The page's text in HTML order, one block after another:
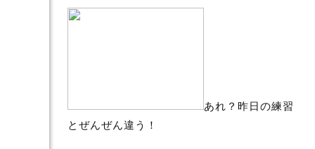
あれ？昨日の練習
とぜんぜん違う！